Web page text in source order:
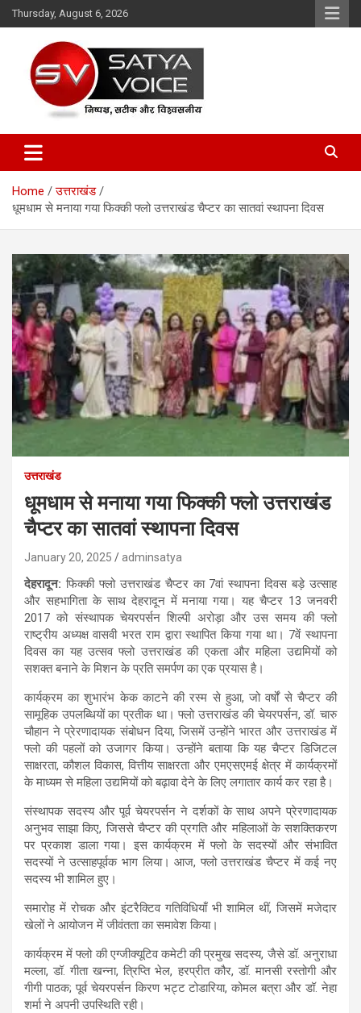
Skip
to
Thursday, August 6, 2026
Satya Voice
Home
उत्तराखंड
धूमधाम से मनाया गया फिक्की फ्लो उत्तराखंड चैप्टर का सातवां स्थापना दिवस
उत्तराखंड
धूमधाम से मनाया गया फिक्की फ्लो उत्तराखंड
चैप्टर का सातवां स्थापना दिवस
January 20, 2025 adminsatya
देहरादून: फिक्की फ्लो उत्तराखंड चैप्टर का 7वां स्थापना दिवस बड़े उत्साह
और सहभागिता के साथ देहरादून में मनाया गया। यह चैप्टर 13 जनवरी
2017 को संस्थापक चेयरपर्सन शिल्पी अरोड़ा और उस समय की फ्लो
राष्ट्रीय अध्यक्ष वासवी भरत राम द्वारा स्थापित किया गया था। 7वें स्थापना
दिवस का यह उत्सव फ्लो उत्तराखंड की एकता और महिला उद्यमियों को
सशक्त बनाने के मिशन के प्रति समर्पण का एक प्रयास है।
कार्यक्रम का शुभारंभ केक काटने की रस्म से हुआ, जो वर्षों से चैप्टर की
सामूहिक उपलब्धियों का प्रतीक था। फ्लो उत्तराखंड की चेयरपर्सन, डॉ. चारु
चौहान ने प्रेरणादायक संबोधन दिया, जिसमें उन्होंने भारत और उत्तराखंड में
फ्लो की पहलों को उजागर किया। उन्होंने बताया कि यह चैप्टर डिजिटल
साक्षरता, कौशल विकास, वित्तीय साक्षरता और एमएसएमई क्षेत्र में कार्यक्रमों
के माध्यम से महिला उद्यमियों को बढ़ावा देने के लिए लगातार कार्य कर रहा है।
संस्थापक सदस्य और पूर्व चेयरपर्सन ने दर्शकों के साथ अपने प्रेरणादायक
अनुभव साझा किए, जिससे चैप्टर की प्रगति और महिलाओं के सशक्तिकरण
पर प्रकाश डाला गया। इस कार्यक्रम में फ्लो के सदस्यों और संभावित
सदस्यों ने उत्साहपूर्वक भाग लिया। आज, फ्लो उत्तराखंड चैप्टर में कई नए
सदस्य भी शामिल हुए।
समारोह में रोचक और इंटरैक्टिव गतिविधियाँ भी शामिल थीं, जिसमें मजेदार
खेलों ने आयोजन में जीवंतता का समावेश किया।
कार्यक्रम में फ्लो की एग्जीक्यूटिव कमेटी की प्रमुख सदस्य, जैसे डॉ. अनुराधा
मल्ला, डॉ. गीता खन्ना, त्रिप्ति भेल, हरप्रीत कौर, डॉ. मानसी रस्तोगी और
गीगी पाठक; पूर्व चेयरपर्सन किरण भट्ट टोडारिया, कोमल बत्रा और डॉ. नेहा
शर्मा ने अपनी उपस्थिति रही।